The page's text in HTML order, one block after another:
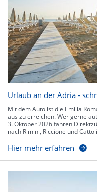
Urlaub an der Adria -
Mit dem Auto ist die Emilia
aus zu erreichen. Wer gerne
3. Oktober 2026 fahren
nach Rimini, Riccione und
Hier mehr erfahren